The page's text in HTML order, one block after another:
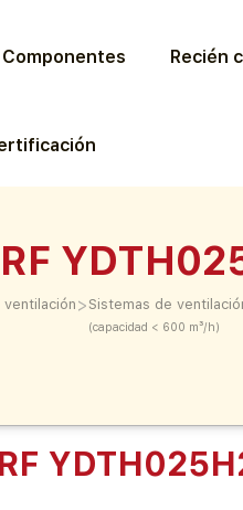
Componentes Recién
ventilación > Sistemas de
(capacidad < 600 m³/h)